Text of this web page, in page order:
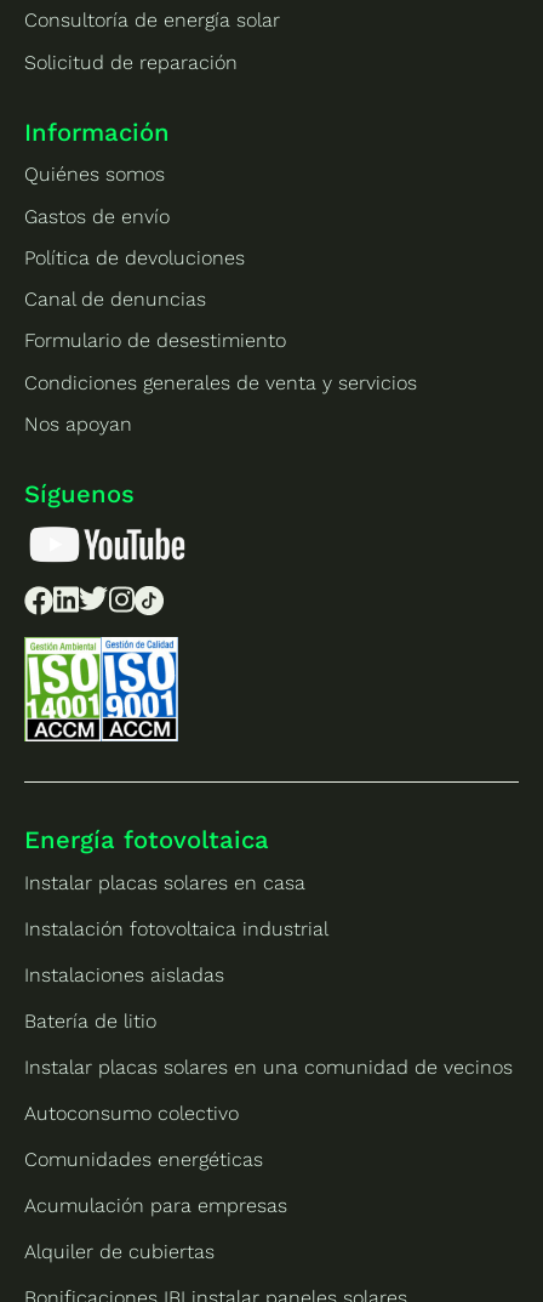
Consultoría de energía solar
Solicitud de reparación
Información
Quiénes somos
Gastos de envío
Política de devoluciones
Canal de denuncias
Formulario de desestimiento
Condiciones generales de venta y servicios
Nos apoyan
Síguenos
Energía fotovoltaica
Instalar placas solares en casa
Instalación fotovoltaica industrial
Instalaciones aisladas
Batería de litio
Instalar placas solares en una comunidad de vecinos
Autoconsumo colectivo
Comunidades energéticas
Acumulación para empresas
Alquiler de cubiertas